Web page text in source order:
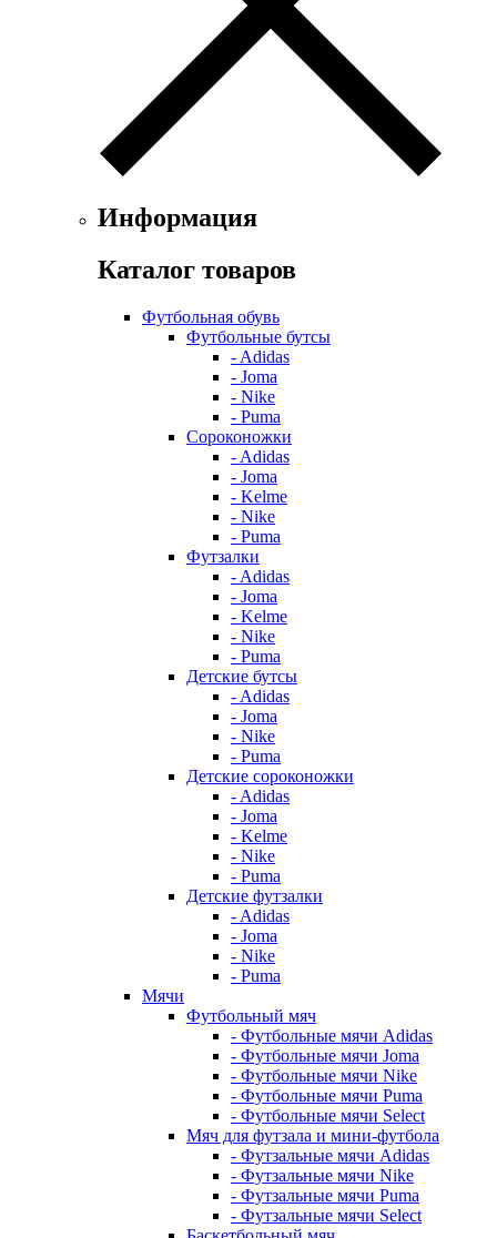
Информация
Каталог товаров
Футбольная обувь
Футбольные бутсы
- Adidas
- Joma
- Nike
- Puma
Сороконожки
- Adidas
- Joma
- Kelme
- Nike
- Puma
Футзалки
- Adidas
- Joma
- Kelme
- Nike
- Puma
Детские бутсы
- Adidas
- Joma
- Nike
- Puma
Детские сороконожки
- Adidas
- Joma
- Kelme
- Nike
- Puma
Детские футзалки
- Adidas
- Joma
- Nike
- Puma
Мячи
Футбольный мяч
- Футбольные мячи Adidas
- Футбольные мячи Joma
- Футбольные мячи Nike
- Футбольные мячи Puma
- Футбольные мячи Select
Мяч для футзала и мини-футбола
- Футзальные мячи Adidas
- Футзальные мячи Nike
- Футзальные мячи Puma
- Футзальные мячи Select